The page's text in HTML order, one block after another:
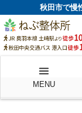
秋田市で慢
menu
MENU